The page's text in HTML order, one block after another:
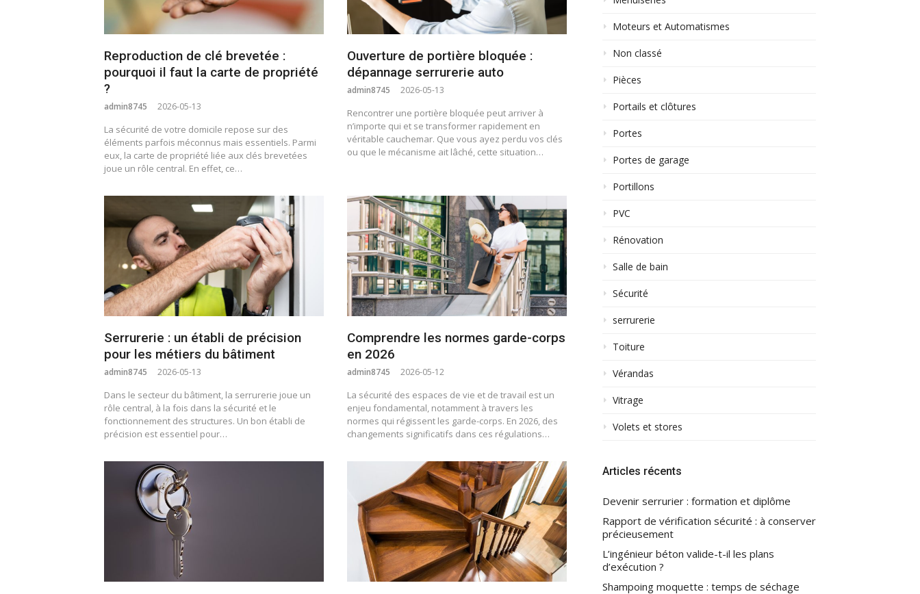
Reproduction de clé brevetée :
pourquoi il faut la carte de propriété
?
admin8745 2026-05-13
La sécurité de votre domicile repose sur des
éléments parfois méconnus mais essentiels. Parmi
eux, la carte de propriété liée aux clés brevetées
joue un rôle central. En effet, ce…
Ouverture de portière bloquée :
dépannage serrurerie auto
admin8745 2026-05-13
Rencontrer une portière bloquée peut arriver à
n’importe qui et se transformer rapidement en
véritable cauchemar. Que vous ayez perdu vos clés
ou que le mécanisme ait lâché, cette situation…
Serrurerie : un établi de précision
pour les métiers du bâtiment
admin8745 2026-05-13
Dans le secteur du bâtiment, la serrurerie joue un
rôle central, à la fois dans la sécurité et le
fonctionnement des structures. Un bon établi de
précision est essentiel pour…
Comprendre les normes garde-corps
en 2026
admin8745 2026-05-12
La sécurité des espaces de vie et de travail est un
enjeu fondamental, notamment à travers les
normes qui régissent les garde-corps. En 2026, des
changements significatifs dans ces régulations…
Moteurs et Automatismes
Non classé
Pièces
Portails et clôtures
Portes
Portes de garage
Portillons
PVC
Rénovation
Salle de bain
Sécurité
serrurerie
Toiture
Vérandas
Vitrage
Volets et stores
Articles récents
Devenir serrurier : formation et diplôme
Rapport de vérification sécurité : à conserver
précieusement
L’ingénieur béton valide-t-il les plans
d’exécution ?
Shampoing moquette : temps de séchage